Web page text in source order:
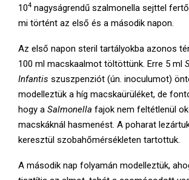
104 nagyságrendű szalmonella sejttel
mi történt az első és a második napon.
Az első napon steril tartályokba azonos
100 ml macskaalmot töltöttünk. Erre 5 ml
Infantis szuszpenziót (ún. inoculumot)
modelleztük a híg macskaürüléket, de
hogy a Salmonella fajok nem feltétlenül
macskáknál hasmenést. A poharat
keresztül szobahőmérsékleten tartottuk.
A második nap folyamán modelleztük,